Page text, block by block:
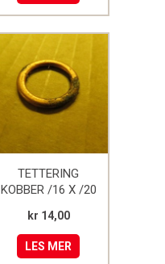
TETTERING
KOBBER /16 X /20
kr 14,00
LES MER